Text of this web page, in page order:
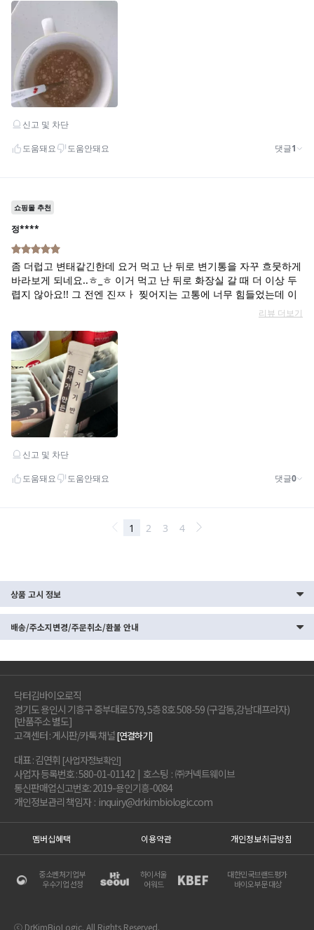
상품 고시 정보
배송/주소지변경/주문취소/환불 안내
닥터김바이오로직
경기도 용인시 기흥구 중부대로 579, 5층 8호 508-59 (구갈동,강남대프라자)
[반품주소 별도]
고객센터 : 게시판/카톡 채널[연결하기]
대표 : 김연휘 [사업자정보확인]
사업자 등록번호 : 580-01-01142 | 호스팅 : ㈜커넥트웨이브
통신판매업신고번호: 2019-용인기흥-0084
개인정보관리 책임자 : inquiry@drkimbiologic.com
멤버십혜택 이용약관 개인정보취급방침
중소벤처기업부
우수기업 선정
하이서울
어워드
대한민국브랜드평가
바이오부문 대상
ⓒ DrKimBioLogic. All Rights Reserved.